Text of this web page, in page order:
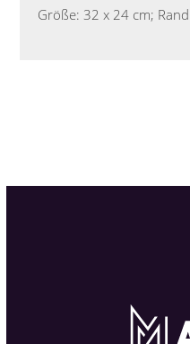
Größe: 32 x 24 cm;